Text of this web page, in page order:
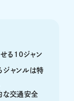
る10ジャン
ジャンルは特
な交通安全